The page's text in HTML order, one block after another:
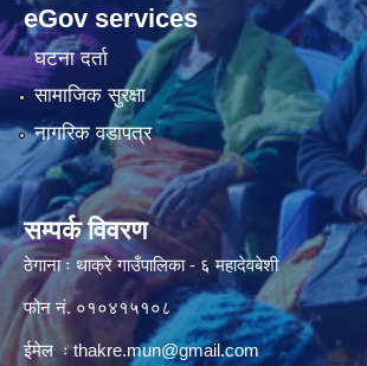
eGov services
घटना दर्ता
सामाजिक सुरक्षा
नागरिक वडापत्र
सम्पर्क विवरण
ठेगाना ः थाक्रे गाउँपालिका - ६ महादेवबेशी
फोन नं. ०१०४१५१०८
ईमेल ःthakre.mun@gmail.com